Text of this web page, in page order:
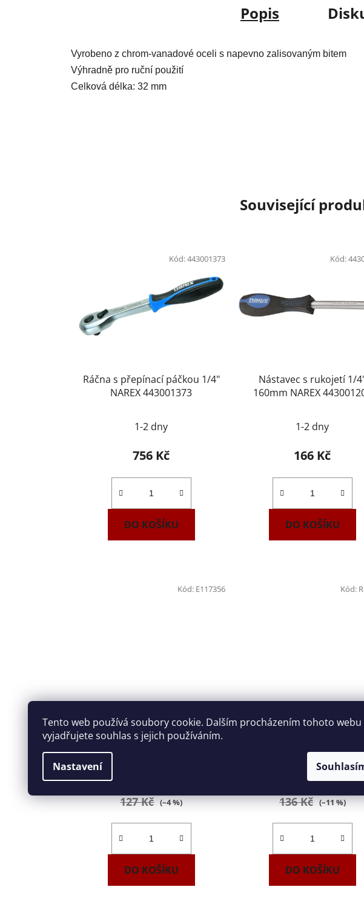
Tento web používá soubory cookie. Dalším procházením tohoto webu
vyjadřujete souhlas s jejich používáním.
Nastavení
Popis
Vyrobeno z chrom-vanadové oceli s napevno zalisovaným bitem
Výhradně pro ruční použití
Celková délka: 32 mm
Související
Ráčna s přepínací páčkou 1/4"
NAREX 443001373
1-2 dny
756 Kč
DO KOŠÍKU
Kód:443001373
Nástavec s rukojetí 1/
160mm NAREX
1-2 dny
166 Kč
DO KOŠÍKU
Kód:
100mm Tona Expert E117356
127 Kč (–4 %)
DO KOŠÍKU
Kód: E117356
150mm FACOM R.211ST
Skladem
120 Kč
136 Kč (–11 %)
DO KOŠÍKU
Kód: